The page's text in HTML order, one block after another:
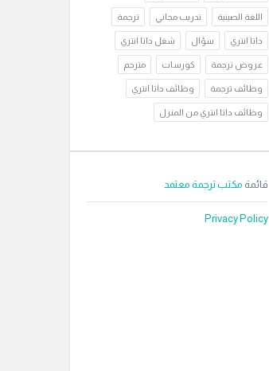
اللغة الصينية تدريب مجاني ترجمة
داتا انتري سؤال شغل داتا انتري
عروض ترجمة كورسات مترجم
وظائف ترجمة وظائف داتا انتري
وظائف داتا انتري من المنزل
قائمة مكتب ترجمة معتمد
Privacy Policy